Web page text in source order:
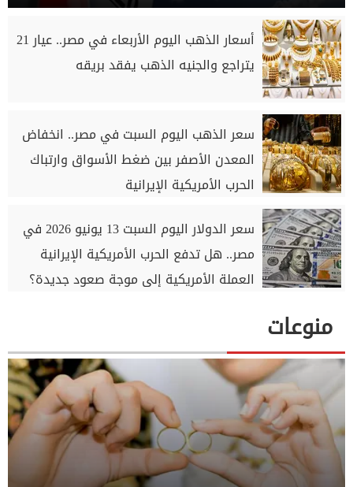
أسعار الذهب اليوم الأربعاء في مصر.. عيار 21
يتراجع والجنيه الذهب يفقد بريقه
سعر الذهب اليوم السبت في مصر.. انخفاض
المعدن الأصفر بين ضغط الأسواق وارتباك
الحرب الأمريكية الإيرانية
سعر الدولار اليوم السبت 13 يونيو 2026 في
مصر.. هل تدفع الحرب الأمريكية الإيرانية
العملة الأمريكية إلى موجة صعود جديدة؟
منوعات